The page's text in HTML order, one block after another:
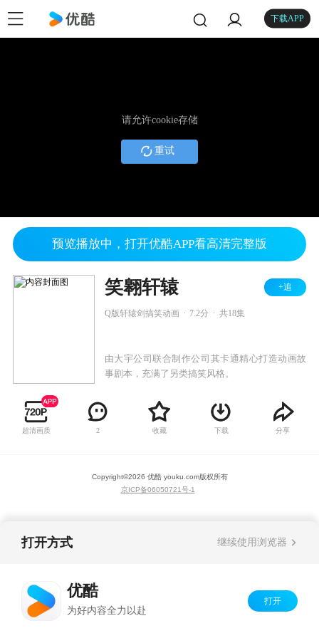
下载APP
请允许cookie存储
重试
预览播放中，打开优酷APP看高清完整版
笑翱轩辕 +追
Q版轩辕剑搞笑动画 7.2分 共18集
由大宇公司联合制作公司其卡通精心打造动画故
事剧本，充满了另类搞笑风格。
超清画质 2 收藏 下载 分享
Copyright©2026 优酷 youku.com版权所有
京ICP备06050721号-1
打开方式 继续使用浏览器
优酷
为好内容全力以赴
打开